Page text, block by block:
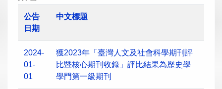
公告
日期
中文標題
2024-
01-
01
獲2023年「臺灣人文及社會科學期刊評
比暨核心期刊收錄」評比結果為歷史學
學門第一級期刊